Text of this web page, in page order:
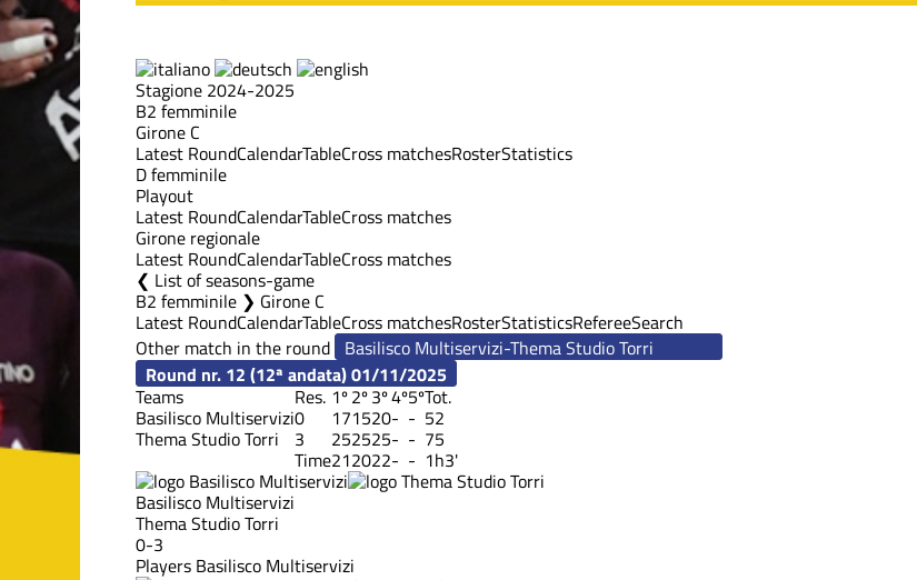
Stagione 2024-2025
B2 femminile
Girone C
Latest RoundCalendarTableCross matchesRosterStatistics
D femminile
Playout
Latest RoundCalendarTableCross matches
Girone regionale
Latest RoundCalendarTableCross matches
List of seasons-game
B2 femminile ❯ Girone C
Latest RoundCalendarTableCross matchesRosterStatisticsRefereeSearch
Other match in the round
Round nr. 12 (12ª andata)01/11/2025
Teams
Res. 1º2º3º4º5ºTot.
Basilisco Multiservizi0 171520- - 52
Thema Studio Torri 3 252525- - 75
Time212022- - 1h3'
Basilisco Multiservizi
Thema Studio Torri
0-3
Players Basilisco Multiservizi